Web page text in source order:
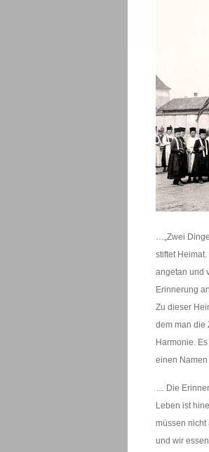
…„Zwei
stiftet
angetan und
Erinnerung
Zu dieser
dem man die
Harmonie.
einen
… Die
Leben ist
müssen nicht
und wir